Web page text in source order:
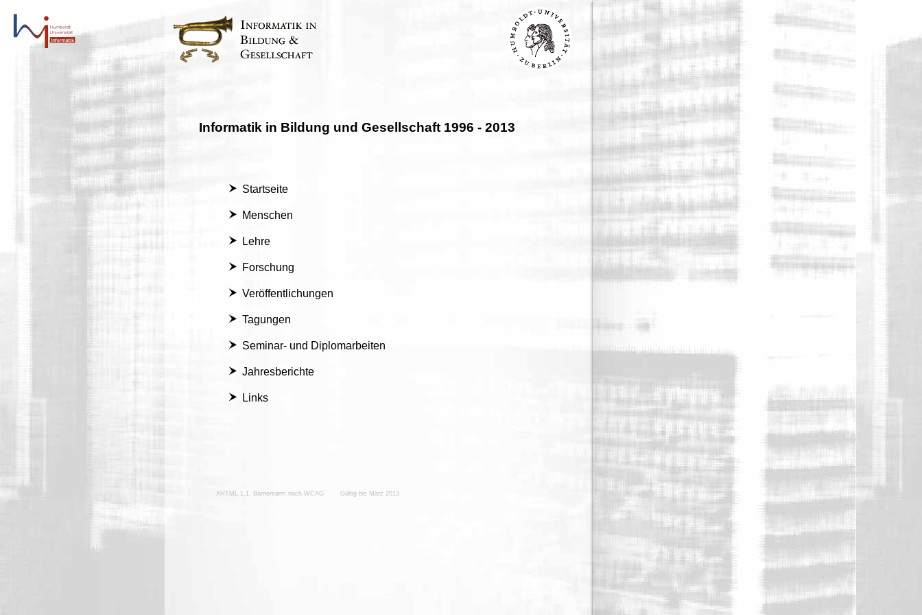
Informatik in Bildung und Gesellschaft 1996 - 2013
Startseite
Menschen
Lehre
Forschung
Veröffentlichungen
Tagungen
Seminar- und Diplomarbeiten
Jahresberichte
Links
XHTML 1.1, Barrierearm nach WCAG Gültig bis März 2013